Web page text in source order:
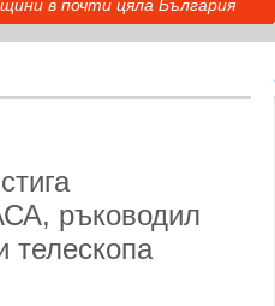
в почти цяла България
ръководил
телескопа